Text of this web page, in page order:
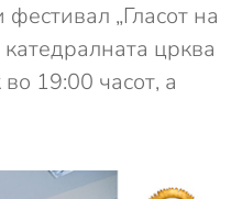
„Гласот на
црква
19:00 часот, а